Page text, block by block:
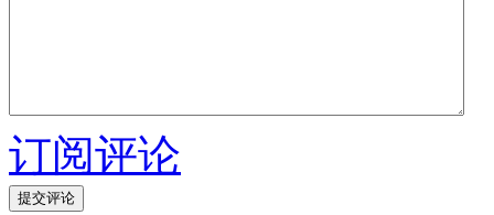
订阅评论